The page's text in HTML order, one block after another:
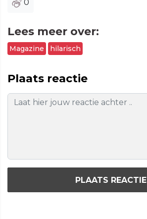
0
Lees meer over:
Magazine hilarisch
Plaats reactie
PLAATS REACTIE